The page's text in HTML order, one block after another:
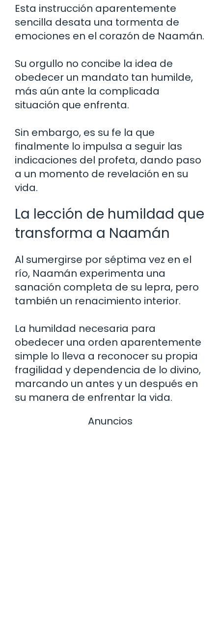
Esta instrucción aparentemente
sencilla desata una tormenta de
emociones en el corazón de Naamán.
Su orgullo no concibe la idea de
obedecer un mandato tan humilde,
más aún ante la complicada
situación que enfrenta.
Sin embargo, es su fe la que
finalmente lo impulsa a seguir las
indicaciones del profeta, dando paso
a un momento de revelación en su
vida.
La lección de humildad que
transforma a Naamán
Al sumergirse por séptima vez en el
río, Naamán experimenta una
sanación completa de su lepra, pero
también un renacimiento interior.
La humildad necesaria para
obedecer una orden aparentemente
simple lo lleva a reconocer su propia
fragilidad y dependencia de lo divino,
marcando un antes y un después en
su manera de enfrentar la vida.
Anuncios